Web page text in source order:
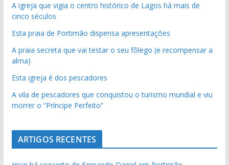
A igreja que vigia o centro histórico de Lagos há mais de
cinco séculos
Esta praia de Portimão dispensa apresentações
A praia secreta que vai testar o seu fôlego (e recompensar a
alma)
Esta igreja é dos pescadores
A vila de pescadores que conquistou o turismo mundial e viu
morrer o “Príncipe Perfeito”
ARTIGOS RECENTES